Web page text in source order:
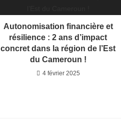
Autonomisation financière et
résilience : 2 ans d’impact
concret dans la région de l’Est
du Cameroun !
4 février 2025